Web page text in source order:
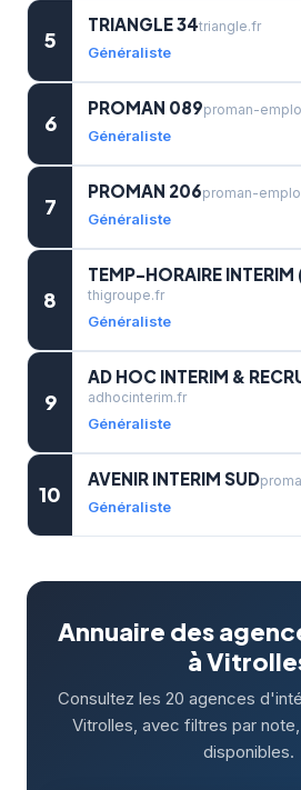
5
TRIANGLE 34triangle.fr
Généraliste
6
PROMAN 089proman-
Généraliste
7
PROMAN 206proman-
Généraliste
8
TEMP-HORAIRE INTERIM
thigroupe.fr
Généraliste
9
AD HOC INTERIM &
adhocinterim.fr
Généraliste
10
AVENIR INTERIM SUD
Généraliste
Annuaire des
à
Consultez les 20 agences
Vitrolles, avec filtres par
disponibles.